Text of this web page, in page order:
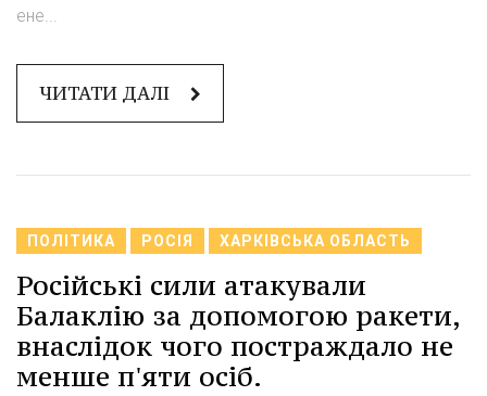
ене...
ЧИТАТИ ДАЛІ
ПОЛІТИКА РОСІЯ ХАРКІВСЬКА ОБЛАСТЬ
Російські сили атакували
Балаклію за допомогою ракети,
внаслідок чого постраждало не
менше п'яти осіб.